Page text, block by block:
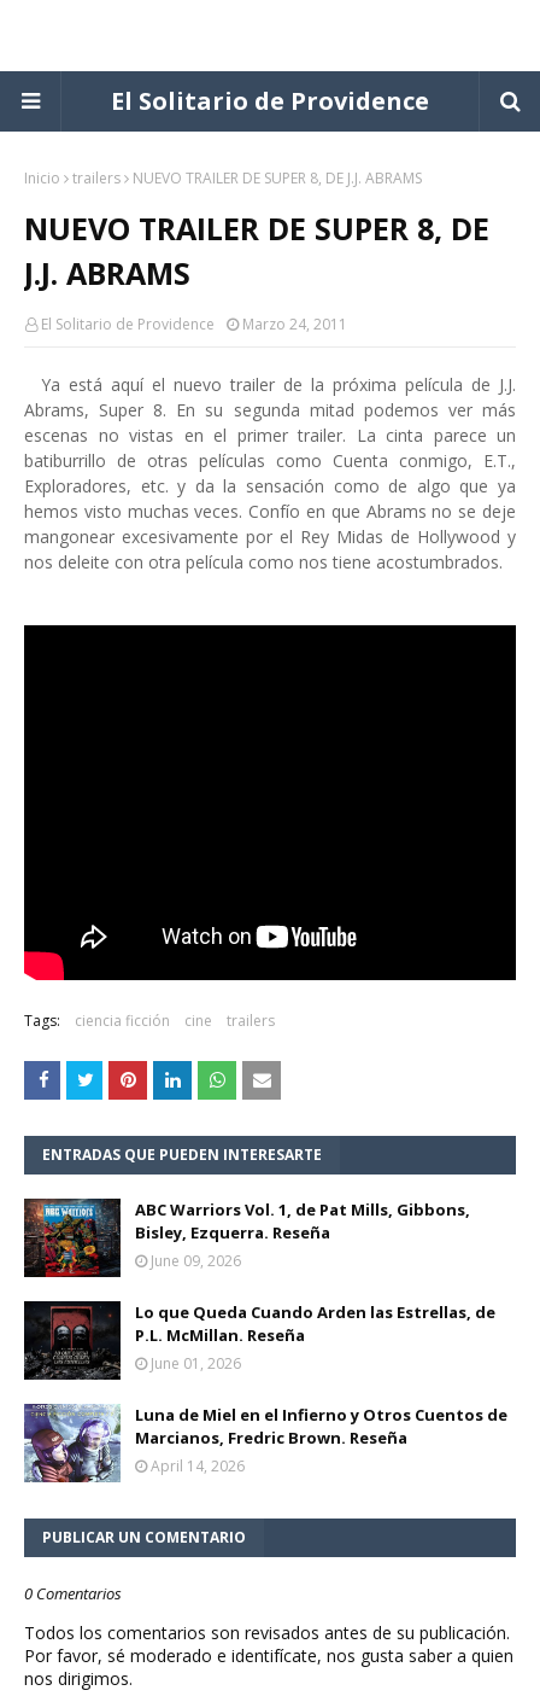
El Solitario de Providence
Inicio trailers NUEVO TRAILER DE SUPER 8, DE J.J. ABRAMS
NUEVO TRAILER DE SUPER 8, DE
J.J. ABRAMS
El Solitario de Providence Marzo 24, 2011
Ya está aquí el nuevo trailer de la próxima película de J.J.
Abrams, Super 8. En su segunda mitad podemos ver más
escenas no vistas en el primer trailer. La cinta parece un
batiburrillo de otras películas como Cuenta conmigo, E.T.,
Exploradores, etc. y da la sensación como de algo que ya
hemos visto muchas veces. Confío en que Abrams no se deje
mangonear excesivamente por el Rey Midas de Hollywood y
nos deleite con otra película como nos tiene acostumbrados.
Tags: ciencia ficción cine trailers
ENTRADAS QUE PUEDEN INTERESARTE
ABC Warriors Vol. 1, de Pat Mills, Gibbons,
Bisley, Ezquerra. Reseña
June 09, 2026
Lo que Queda Cuando Arden las Estrellas, de
P.L. McMillan. Reseña
June 01, 2026
Luna de Miel en el Infierno y Otros Cuentos de
Marcianos, Fredric Brown. Reseña
April 14, 2026
PUBLICAR UN COMENTARIO
0 Comentarios
Todos los comentarios son revisados antes de su publicación.
Por favor, sé moderado e identifícate, nos gusta saber a quien
nos dirigimos.